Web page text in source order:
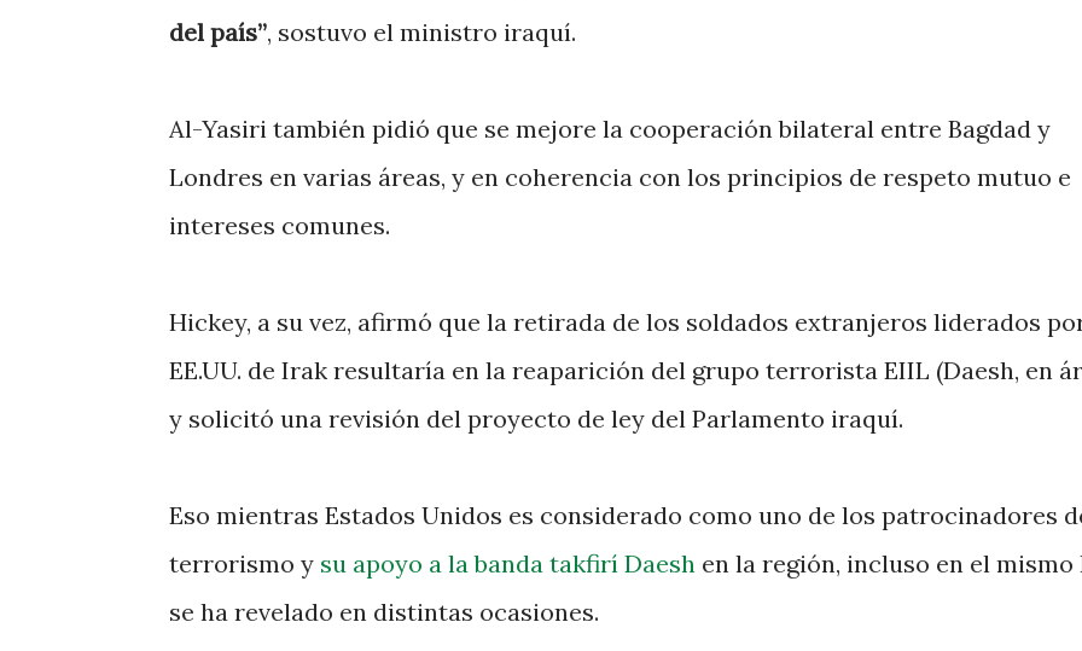
del país”, sostuvo el ministro iraquí.
Al-Yasiri también pidió que se mejore la cooperación bilateral entre Bagdad y
Londres en varias áreas, y en coherencia con los principios de respeto mutuo e
intereses comunes.
Hickey, a su vez, afirmó que la retirada de los soldados extranjeros liderados
EE.UU. de Irak resultaría en la reaparición del grupo terrorista EIIL (Daesh, en
y solicitó una revisión del proyecto de ley del Parlamento iraquí.
Eso mientras Estados Unidos es considerado como uno de los patrocinadores
terrorismo y su apoyo a la banda takfirí Daesh en la región, incluso en el mismo
se ha revelado en distintas ocasiones.